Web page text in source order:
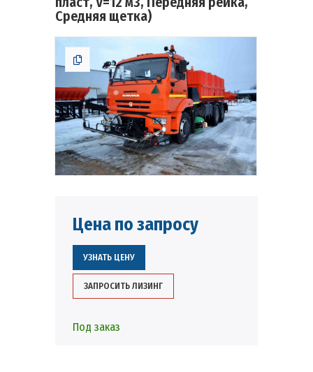
Средняя щетка)
Цена по запросу
УЗНАТЬ ЦЕНУ
ЗАПРОСИТЬ ЛИЗИНГ
Под заказ